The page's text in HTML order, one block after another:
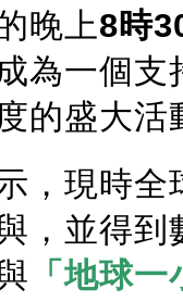
晚上8時
為一個
的盛大活
，現時全
，並得
「地球